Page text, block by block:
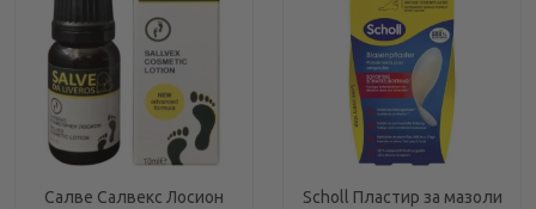
Салве Салвекс Лосион
Scholl Пластир за мазоли